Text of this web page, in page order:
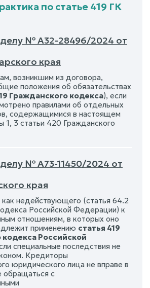
по статье 419 ГК
№ А32-28496/2024 от
края
возникшим из договора,
положения об обязательствах
Гражданского кодекса), если
правилами об отдельных
содержащимися в настоящем
1, 3 статьи 420 Гражданского
№ А73-11450/2024 от
края
недействующего (статья 64.2
Российской Федерации) к
отношениям, в которых оно
применению статья 419
Российской
специальные последствия не
Кредиторы
юридического лица не вправе в
с